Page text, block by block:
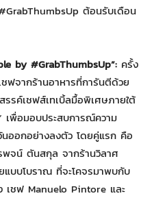
ต้อนรับเดือน
by #GrabThumbsUp”: ครั้ง
ฟจากร้านอาหารที่การันตีด้วย
รรค์เชฟส์เทเบิ้ลมื้อพิเศษภายใต้
เพื่อมอบประสบการณ์ความ
ออกอย่างลงตัว โดยคู่แรก คือ
จน์ ตันสกุล จากร้านวิลาศ
แบบโบราณ ที่จะโคจรมาพบกับ
เชฟ Manuelo Pintore และ